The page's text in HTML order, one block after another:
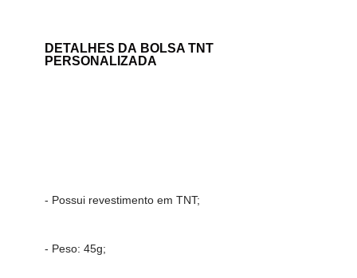
DETALHES DA BOLSA TNT
PERSONALIZADA
- Possui revestimento em TNT;
- Peso: 45g;